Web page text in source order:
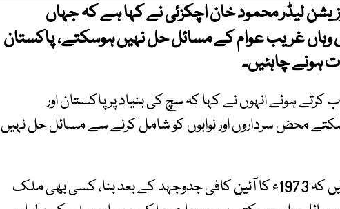
لیڈر محمود خان اچکزئی نے کہا ہے کہ جہاں
وہاں غریب عوام کے مسائل حل نہیں ہوسکتے، پاکستان
ہونے چاہئیں۔
ہوئے انہوں نے کہا کہ سچ کی بنیاد پر پاکستان اور
محض سرداروں اور نوابوں کو شامل کرنے سے مسائل حل نہیں
انہوں نے کہا کہ وکلاء جانتے ہیں کہ 1973ء کا آئین کافی جدوجہد کے بعد بنا، کسی بھی ملک